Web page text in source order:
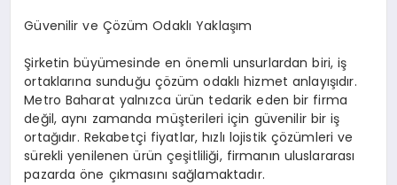
Güvenilir ve Çözüm Odaklı Yaklaşım
Şirketin büyümesinde en önemli unsurlardan biri, iş
ortaklarına sunduğu çözüm odaklı hizmet anlayışıdır.
Metro Baharat yalnızca ürün tedarik eden bir firma
değil, aynı zamanda müşterileri için güvenilir bir iş
ortağıdır. Rekabetçi fiyatlar, hızlı lojistik çözümleri ve
sürekli yenilenen ürün çeşitliliği, firmanın uluslararası
pazarda öne çıkmasını sağlamaktadır.